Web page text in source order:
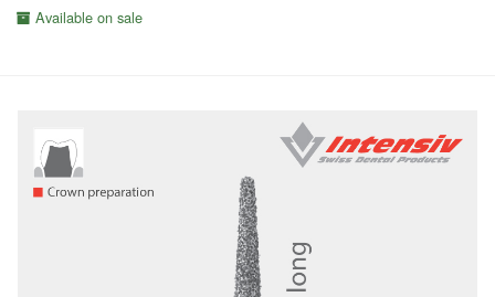
Available on sale